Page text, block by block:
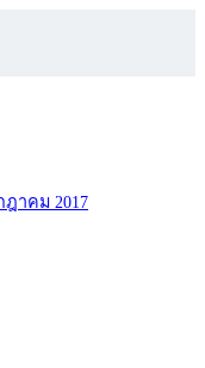
ฎาคม 2017